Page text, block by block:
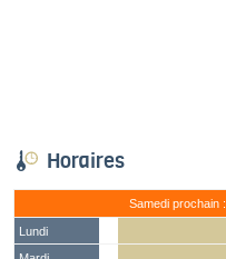
Horaires
Samedi prochain :
Lundi